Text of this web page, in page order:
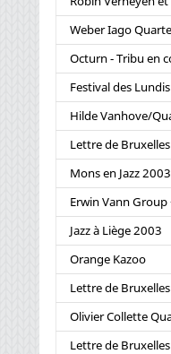
Weber Iago
Octurn - Tribu en
Festival des
Hilde Vanhove/
Lettre de
Mons en Jazz 2003
Erwin Vann
Jazz à Liège 2003
Orange Kazoo
Lettre de
Olivier Collette
Lettre de Bruxelles